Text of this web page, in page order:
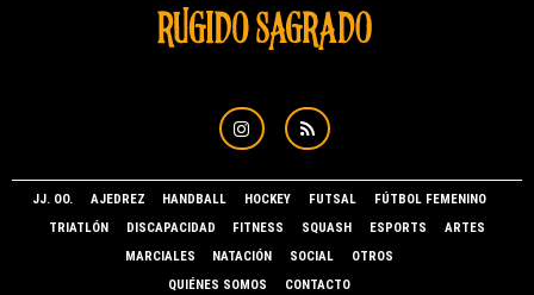
JJ. OO. AJEDREZ HANDBALL HOCKEY FUTSAL
FÚTBOL FEMENINO
TRIATLÓN
DISCAPACIDAD FITNESS SQUASH ESPORTS
ARTES
MARCIALES
NATACIÓN SOCIAL
OTROS
QUIÉNES SOMOS
CONTACTO